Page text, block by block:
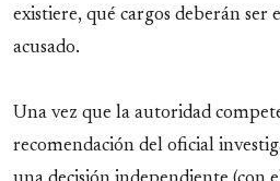
existiere, qué cargos deberán ser
acusado.
Una vez que la autoridad
recomendación del oficial